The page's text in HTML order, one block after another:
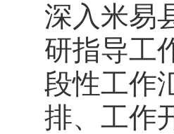
深入米易
研指导工
段性工作
排、工作